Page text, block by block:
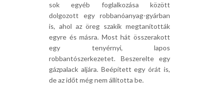
sok egyéb foglalkozása között
dolgozott egy robbanóanyag-gyárban
is, ahol az öreg szakik megtanították
egyre és másra. Most hát összerakott
egy tenyérnyi, lapos
robbantószerkezetet. Beszerelte egy
gázpalack aljára. Beépített egy órát is,
de az időt még nem állította be.